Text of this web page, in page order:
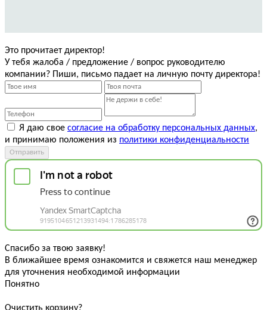
Это прочитает директор!
У тебя жалоба / предложение / вопрос руководителю
компании? Пиши, письмо падает на личную почту директора!
Я даю свое согласие на обработку персональных данных,
и принимаю положения из политики конфиденциальности
Отправить
Спасибо за твою заявку!
В ближайшее время ознакомится и свяжется наш менеджер
для уточнения необходимой информации
Понятно